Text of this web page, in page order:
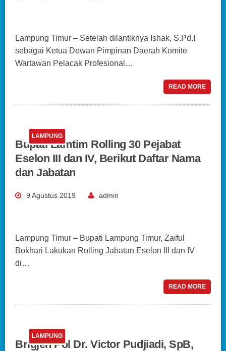
Lampung Timur – Setelah dilantiknya Ishak, S.Pd.I
sebagai Ketua Dewan Pimpinan Daerah Komite
Wartawan Pelacak Profesional…
READ MORE
LAMPUNG
Bupati Lamtim Rolling 30 Pejabat
Eselon III dan IV, Berikut Daftar Nama
dan Jabatan
9 Agustus 2019 admin
Lampung Timur – Bupati Lampung Timur, Zaiful
Bokhari Lakukan Rolling Jabatan Eselon III dan IV
di…
READ MORE
LAMPUNG
Brigjen Pol Dr. Victor Pudjiadi, SpB,